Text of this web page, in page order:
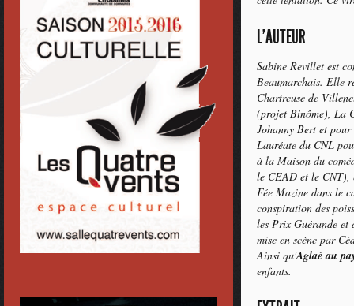
L'AUTEUR
Sabine Revillet est
Beaumarchais. Elle
Chartreuse de
(projet Binôme), La
Johanny Bert et
Lauréate du CNL
à la Maison du
le CEAD et le CNT),
Fée Mazine dans le
conspiration des
les Prix Guérande et
mise en scène par
Ainsi qu'Aglaé au
enfants.